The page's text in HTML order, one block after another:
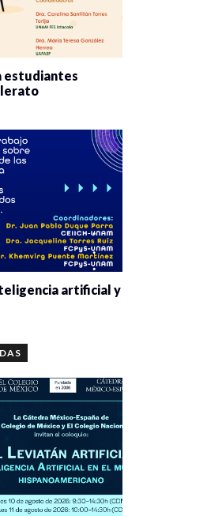
estudiantes
artificial y